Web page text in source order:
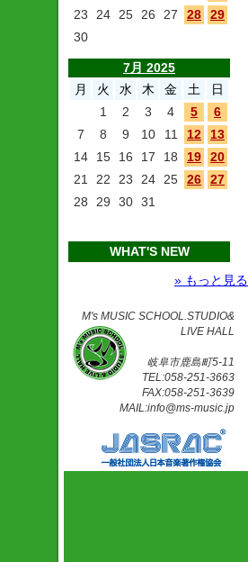
23
24 25 26 27 28
29
30
7月 2025
月
火 水 木 金 土
日
1
2 3 4 5
6
7
8 9 10 11 12
13
14
15 16 17 18 19
20
21
22 23 24 25 26
27
28
29 30 31
WHAT'S NEW
» もっと見る
M's MUSIC SCHOOL.STUDIO&
LIVE HALL
岐阜市鹿島町5-11
TEL:058-251-3663
FAX:058-251-3639
MAIL:info@ms-music.jp